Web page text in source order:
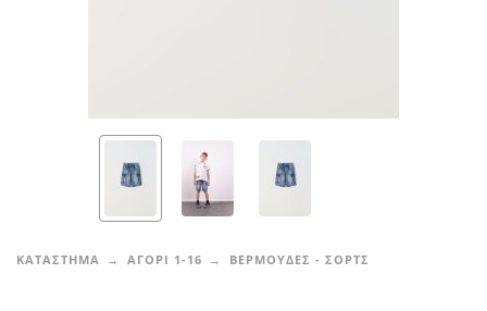
ΚΑΤΑΣΤΗΜΑ ΑΓΟΡΙ 1-16 ΒΕΡΜΟΥΔΕΣ - ΣΟΡΤΣ